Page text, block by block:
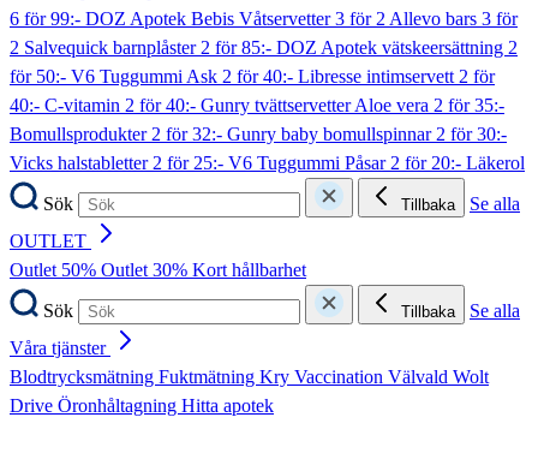
6 för 99:- DOZ Apotek Bebis Våtservetter3 för 2 Allevo bars 3 för
2 Salvequick barnplåster2 för 85:- DOZ Apotek vätskeersättning 2
för 50:- V6 Tuggummi Ask 2 för 40:- Libresse intimservett2 för
40:- C-vitamin 2 för 40:- Gunry tvättservetter Aloe vera 2 för 35:-
Bomullsprodukter2 för 32:- Gunry baby bomullspinnar2 för 30:-
Vicks halstabletter2 för 25:- V6 Tuggummi Påsar2 för 20:- Läkerol
Sök
Tillbaka
Se alla
OUTLET
Outlet 50% Outlet 30% Kort hållbarhet
Sök
Tillbaka
Se alla
Våra tjänster
Blodtrycksmätning Fuktmätning Kry Vaccination Välvald Wolt
Drive Öronhåltagning Hitta apotek